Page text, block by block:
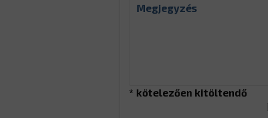
* kötelezően kitöltendő